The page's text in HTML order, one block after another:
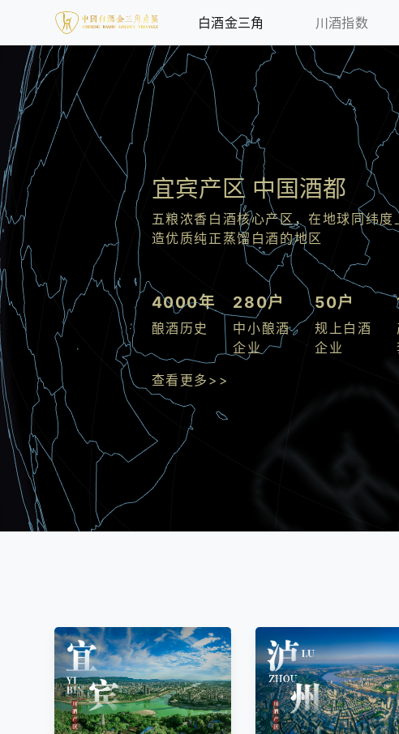
白酒金三角 川酒指数
宜宾产区 中国酒都
五粮浓香白酒核心产区，在地球同纬度
造优质纯正蒸馏白酒的地区
4000年
酿酒历史
280户
中小酿酒
企业
50户
规上白酒
企业
查看更多>>